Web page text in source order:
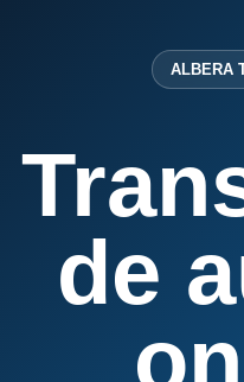
ALBERA
de